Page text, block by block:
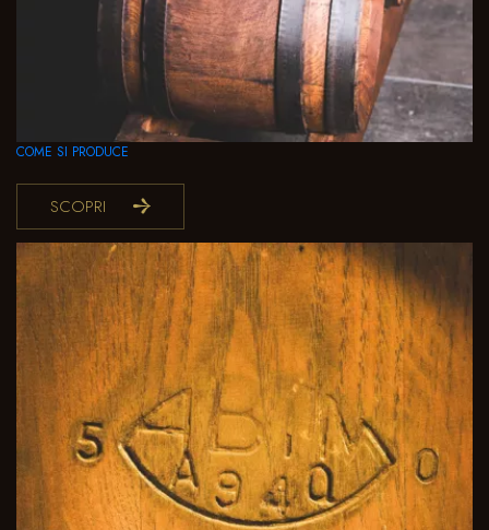
COME SI PRODUCE
SCOPRI